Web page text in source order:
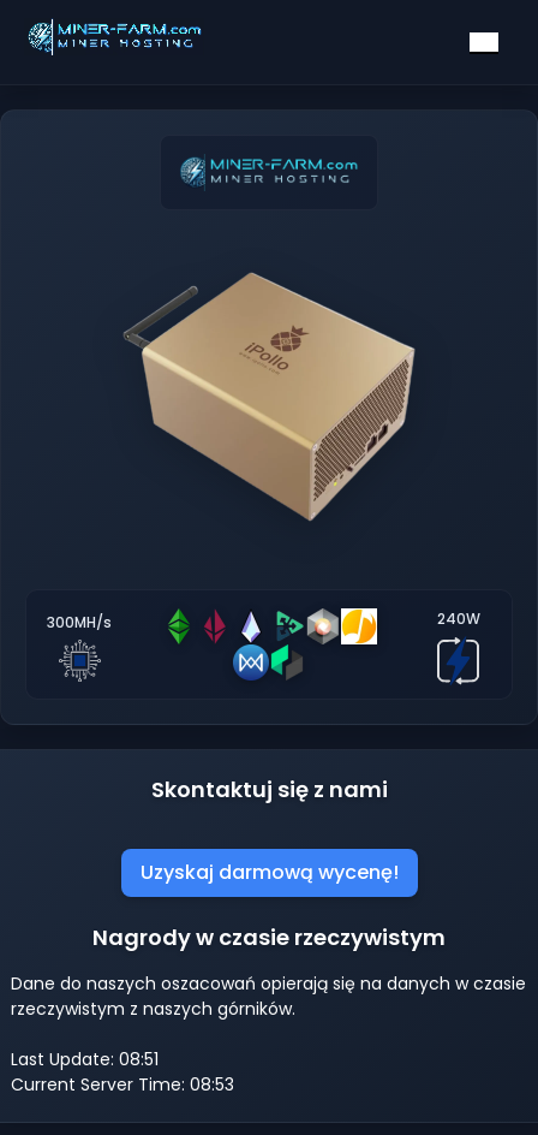
300MH/s 240W
Skontaktuj się z nami
Uzyskaj darmową wycenę!
Nagrody w czasie rzeczywistym
Dane do naszych oszacowań opierają się na danych w czasie
rzeczywistym z naszych górników.
Last Update: 08:51
Current Server Time: 08:53